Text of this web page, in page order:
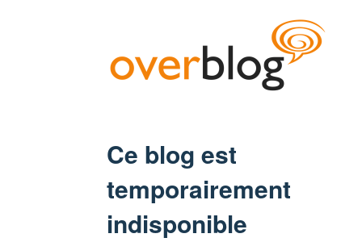
Ce blog est
temporairement
indisponible